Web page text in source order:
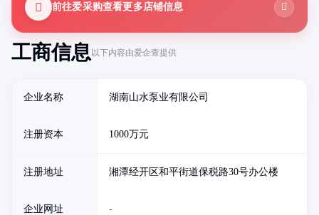
工商信息以下内容由爱企查提供
企业名称 湖南山水泵业有限公司
注册资本 1000万元
注册地址 湘潭经开区和平街道保税路30号办公楼
企业网址 -
前往爱采购查看更多店铺信息